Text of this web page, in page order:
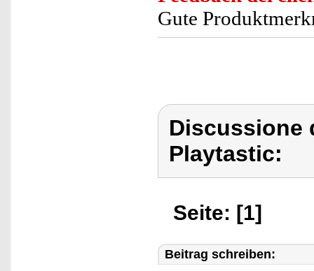
Gute
Discussione
Playtastic:
Seite: [1]
Beitrag schreiben: